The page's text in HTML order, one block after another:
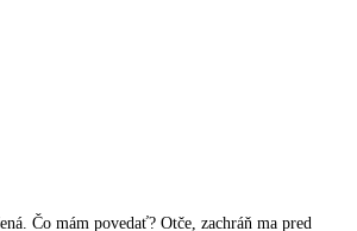
Čo mám povedať? Otče, zachráň ma pred